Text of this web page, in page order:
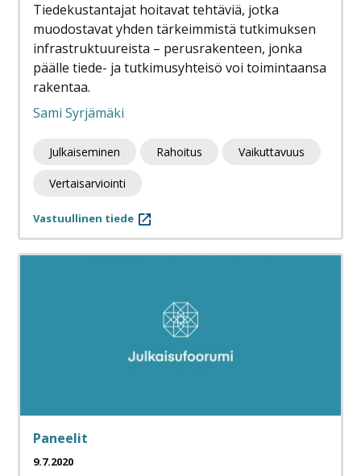
Tiedekustantajat hoitavat tehtäviä, jotka
muodostavat yhden tärkeimmistä tutkimuksen
infrastruktuureista – perusrakenteen, jonka
päälle tiede- ja tutkimusyhteisö voi toimintaansa
rakentaa.
Sami Syrjämäki
Julkaiseminen Rahoitus Vaikuttavuus
Vertaisarviointi
Vastuullinen tiede
Paneelit
9.7.2020